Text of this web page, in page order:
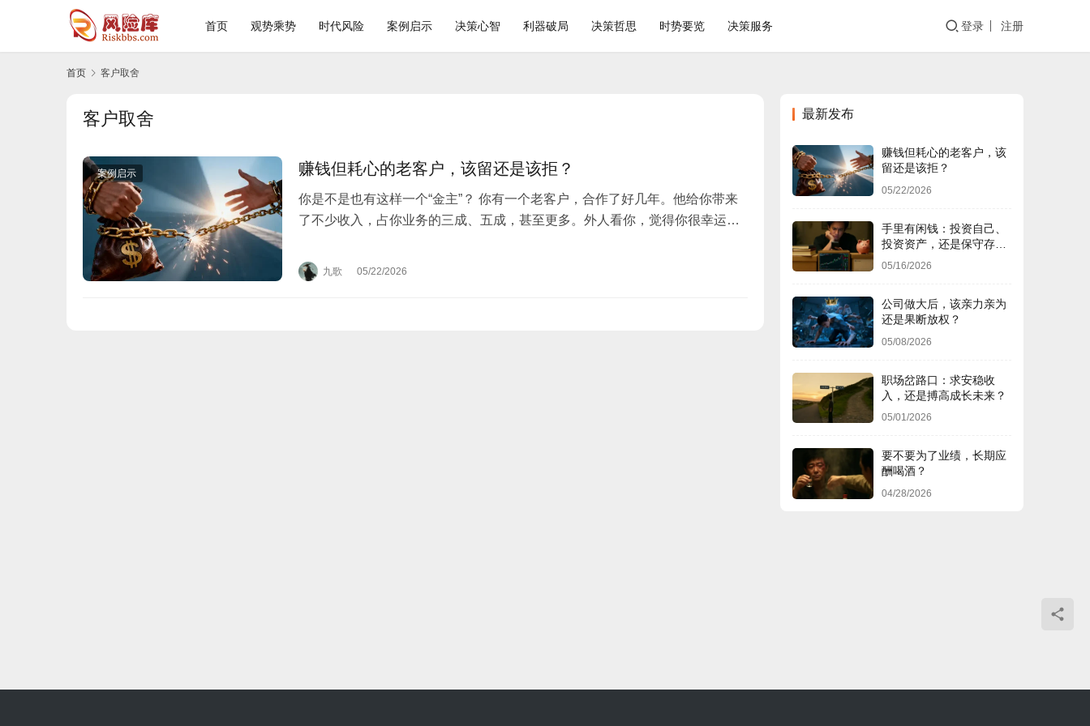
首页 观势乘势 时代风险 案例启示 决策心智 利器破局 决策哲思 时势要览 决策服务 登录 注册
首页 客户取舍
客户取舍
案例启示 赚钱但耗心的老客户，该留还是该拒？
你是不是也有这样一个“金主”？ 你有一个老客户，合作了好几年。他给你带来
了不少收入，占你业务的三成、五成，甚至更多。外人看你，觉得你很幸运：
九歌 05/22/2026
最新发布
赚钱但耗心的老客户，该
留还是该拒？
05/22/2026
手里有闲钱：投资自己、
投资资产，还是保守存
钱？
05/16/2026
公司做大后，该亲力亲为
还是果断放权？
05/08/2026
职场岔路口：求安稳收
入，还是搏高成长未来？
05/01/2026
要不要为了业绩，长期应
酬喝酒？
04/28/2026